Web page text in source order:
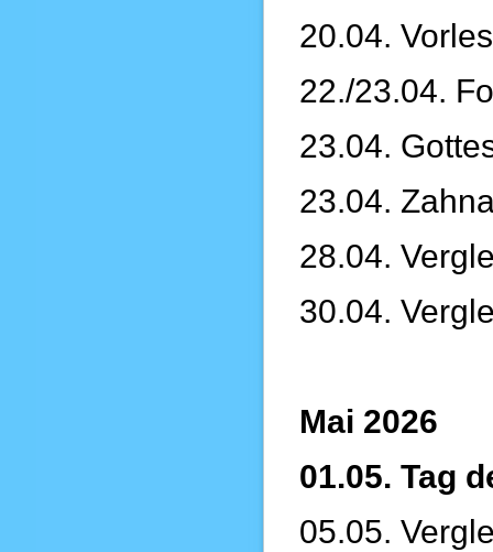
20.04.
22./23.04.
23.04.
23.04.
28.04.
30.04.
Mai 2026
01.05. Tag
05.05.